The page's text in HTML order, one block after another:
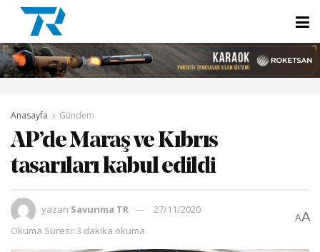
Anasayfa Gündem
AP’de Maraş ve Kıbrıs
tasarıları kabul edildi
yazan Savunma TR
27/11/2020
Okuma Süresi: 3 dakika okuma
AA